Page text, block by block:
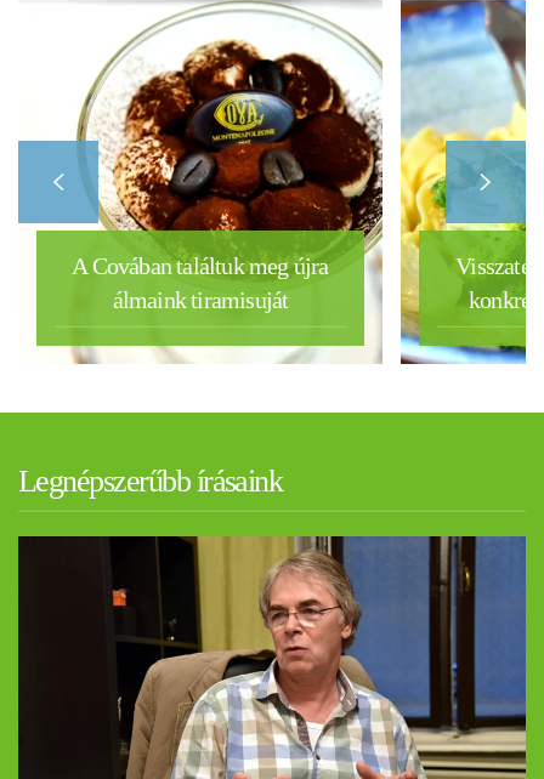
A Covában találtuk meg újra
álmaink tiramisuját
konkrét
Legnépszerűbb írásaink